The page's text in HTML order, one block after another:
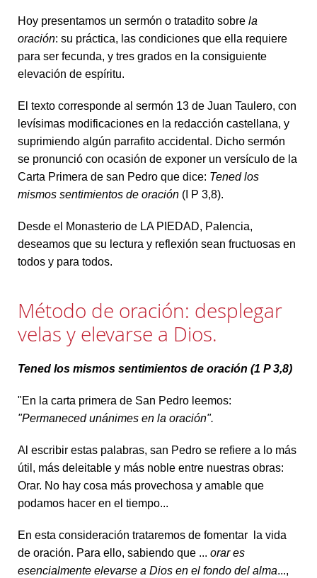
Hoy presentamos un sermón o tratadito sobre la
oración: su práctica, las condiciones que ella requiere
para ser fecunda, y tres grados en la consiguiente
elevación de espíritu.
El texto corresponde al sermón 13 de Juan Taulero, con
levísimas modificaciones en la redacción castellana, y
suprimiendo algún parrafito accidental. Dicho sermón
se pronunció con ocasión de exponer un versículo de la
Carta Primera de san Pedro que dice: Tened los
mismos sentimientos de oración (I P 3,8).
Desde el Monasterio de LA PIEDAD, Palencia,
deseamos que su lectura y reflexión sean fructuosas en
todos y para todos.
Método de oración: desplegar
velas y elevarse a Dios.
Tened los mismos sentimientos de oración (1 P 3,8)
"En la carta primera de San Pedro leemos:
"Permaneced unánimes en la oración".
Al escribir estas palabras, san Pedro se refiere a lo más
útil, más deleitable y más noble entre nuestras obras:
Orar. No hay cosa más provechosa y amable que
podamos hacer en el tiempo...
En esta consideración trataremos de fomentar la vida
de oración. Para ello, sabiendo que ... orar es
esencialmente elevarse a Dios en el fondo del alma...,